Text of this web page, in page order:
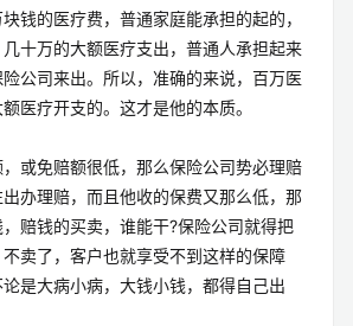
钱的医疗费，普通家庭能承担的起的，
十万的大额医疗支出，普通人承担起来
公司来出。所以，准确的来说，百万医
医疗开支的。这才是他的本质。
或免赔额很低，那么保险公司势必理赔
办理赔，而且他收的保费又那么低，那
赔钱的买卖，谁能干?保险公司就得把
卖了，客户也就享受不到这样的保障
是大病小病，大钱小钱，都得自己出